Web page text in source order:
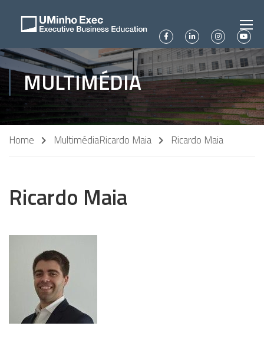
MULTIMÉDIA
Home MultimédiaRicardo Maia Ricardo Maia
Ricardo Maia